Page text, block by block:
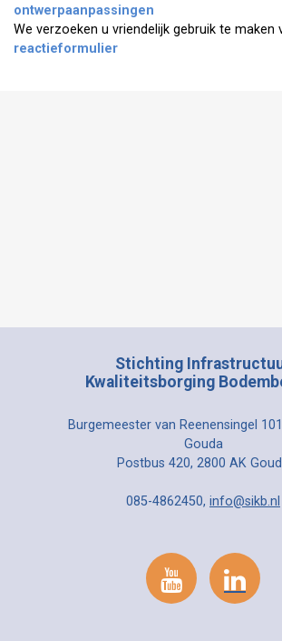
ontwerpaanpassingen
We verzoeken u vriendelijk gebruik te maken
reactieformulier
Stichting
Kwaliteitsborging
Burgemeester van Reenensingel
Gouda
Postbus 420, 2800 AK
085-4862450, info@sikb.nl